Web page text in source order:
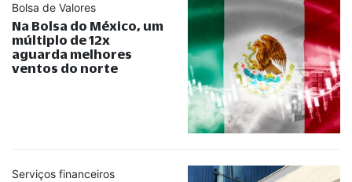
Bolsa de Valores
Na Bolsa do México, um
múltiplo de 12x
aguarda melhores
ventos do norte
Serviços financeiros